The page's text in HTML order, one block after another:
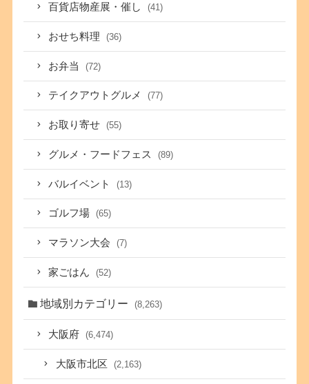
百貨店物産展・催し (41)
おせち料理 (36)
お弁当 (72)
テイクアウトグルメ (77)
お取り寄せ (55)
グルメ・フードフェス (89)
バルイベント (13)
ゴルフ場 (65)
マラソン大会 (7)
家ごはん (52)
地域別カテゴリー (8,263)
大阪府 (6,474)
大阪市北区 (2,163)